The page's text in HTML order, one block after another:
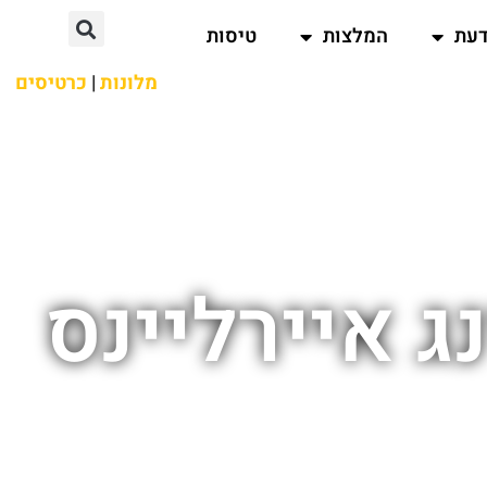
המלצות
טיסות
מלונות| כרטיסים
איירליינס